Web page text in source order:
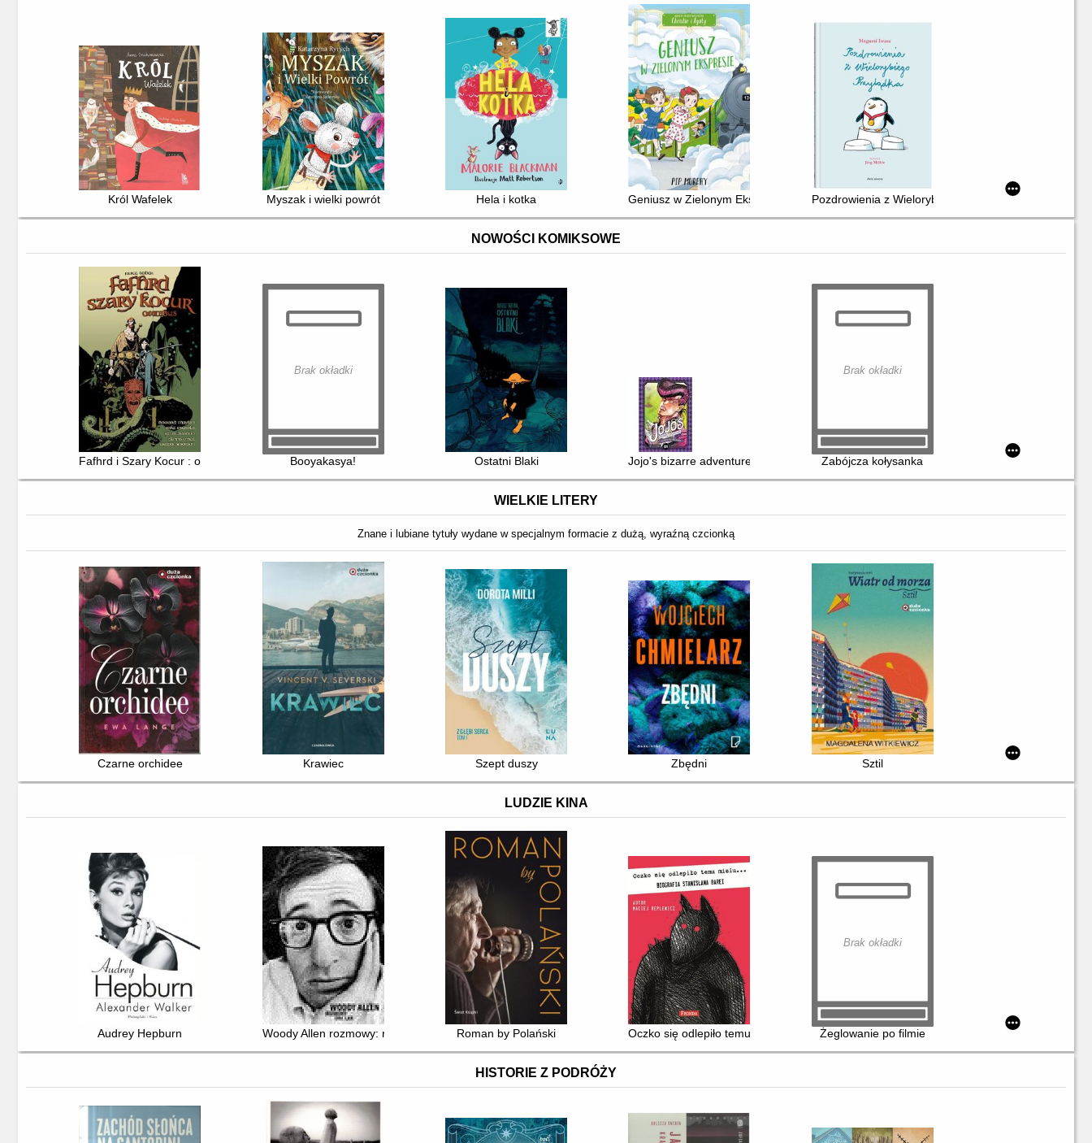
Król Wafelek Myszak i wielki powrót Hela i kotka Geniusz w Zielonym Ekspresie Pozdrowienia z Wielorybiego Przylądka
NOWOŚCI KOMIKSOWE
Fafhrd i Szary Kocur : omnibus
Brak okładki
Booyakasya! Ostatni Blaki Jojo's bizarre adventure. Part IV, 01
Brak okładki
Zabójcza kołysanka
WIELKIE LITERY
Znane i lubiane tytuły wydane w specjalnym formacie z dużą, wyraźną czcionką
Czarne orchidee Krawiec Szept duszy Zbędni Sztil
LUDZIE KINA
Audrey Hepburn Woody Allen rozmowy: rozmowy z lat 1971-2007
Roman by Polański Oczko się odlepiło temu misiu... : biografia Stanisława Barei
Brak okładki
Żeglowanie po filmie
HISTORIE Z PODRÓŻY